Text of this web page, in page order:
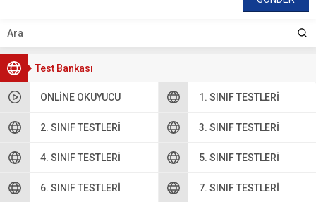
Test Bankası
ONLINE OKUYUCU 1. SINIF TESTLERI
2. SINIF TESTLERI 3. SINIF TESTLERI
4. SINIF TESTLERI 5. SINIF TESTLERI
6. SINIF TESTLERI 7. SINIF TESTLERI